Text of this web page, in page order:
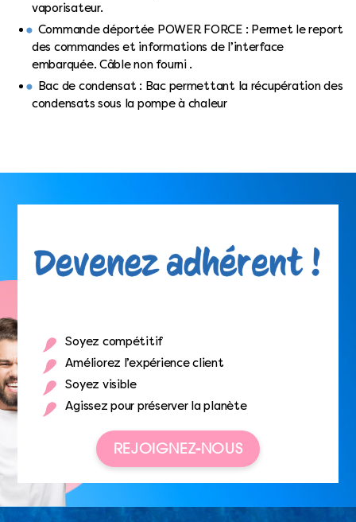
vaporisateur.
Commande déportée POWER FORCE : Permet le report
des commandes et informations de l’interface
embarquée. Câble non fourni .
Bac de condensat : Bac permettant la récupération des
condensats sous la pompe à chaleur
Soyez compétitif
Améliorez l’expérience client
Soyez visible
Agissez pour préserver la planète
REJOIGNEZ-NOUS